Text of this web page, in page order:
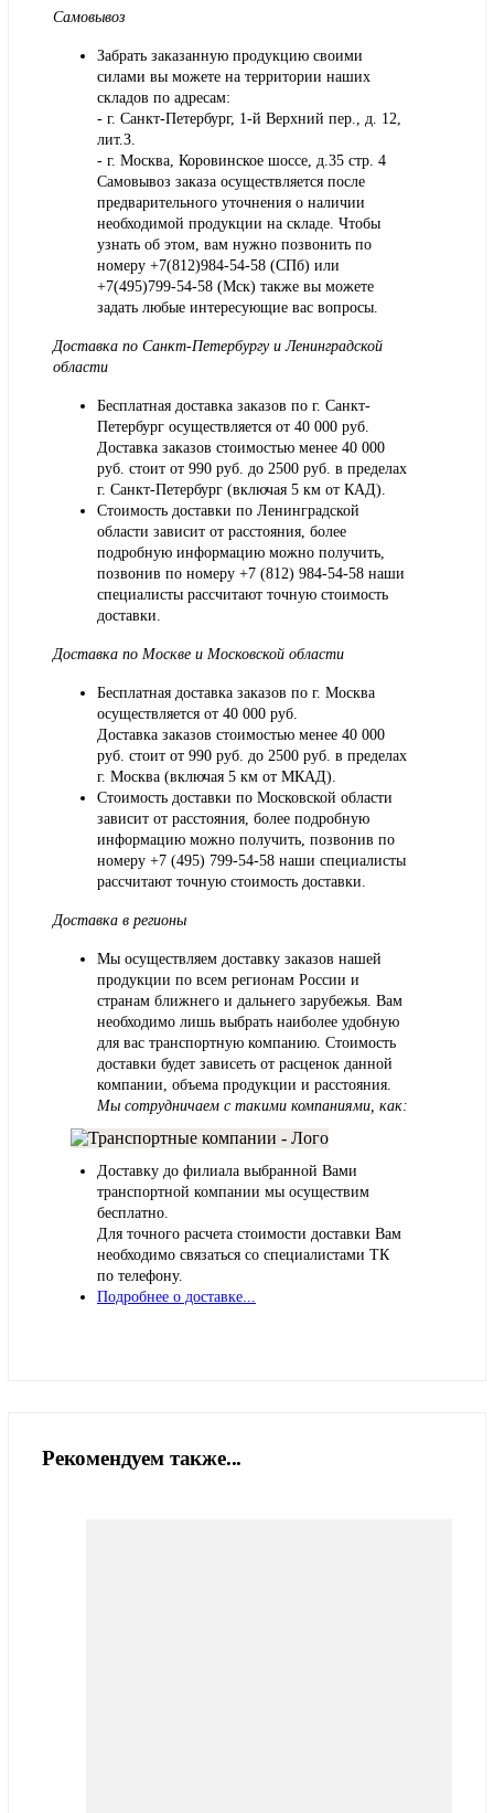
Самовывоз
Забрать заказанную продукцию своими
силами вы можете на территории наших
складов по адресам:
- г. Санкт-Петербург, 1-й Верхний пер., д. 12,
лит.З.
- г. Москва, Коровинское шоссе, д.35 стр. 4
Самовывоз заказа осуществляется после
предварительного уточнения о наличии
необходимой продукции на складе. Чтобы
узнать об этом, вам нужно позвонить по
номеру +7(812)984-54-58 (СПб) или
+7(495)799-54-58 (Мск) также вы можете
задать любые интересующие вас вопросы.
Доставка по Санкт-Петербургу и Ленинградской
области
Бесплатная доставка заказов по г. Санкт-
Петербург осуществляется от 40 000 руб.
Доставка заказов стоимостью менее 40 000
руб. стоит от 990 руб. до 2500 руб. в пределах
г. Санкт-Петербург (включая 5 км от КАД).
Стоимость доставки по Ленинградской
области зависит от расстояния, более
подробную информацию можно получить,
позвонив по номеру +7 (812) 984-54-58 наши
специалисты рассчитают точную стоимость
доставки.
Доставка по Москве и Московской области
Бесплатная доставка заказов по г. Москва
осуществляется от 40 000 руб.
Доставка заказов стоимостью менее 40 000
руб. стоит от 990 руб. до 2500 руб. в пределах
г. Москва (включая 5 км от МКАД).
Стоимость доставки по Московской области
зависит от расстояния, более подробную
информацию можно получить, позвонив по
номеру +7 (495) 799-54-58 наши специалисты
рассчитают точную стоимость доставки.
Доставка в регионы
Мы осуществляем доставку заказов нашей
продукции по всем регионам России и
странам ближнего и дальнего зарубежья. Вам
необходимо лишь выбрать наиболее удобную
для вас транспортную компанию. Стоимость
доставки будет зависеть от расценок данной
компании, объема продукции и расстояния.
Мы сотрудничаем с такими компаниями, как:
Доставку до филиала выбранной Вами
транспортной компании мы осуществим
бесплатно.
Для точного расчета стоимости доставки Вам
необходимо связаться со специалистами ТК
по телефону.
Подробнее о доставке...
Рекомендуем также...